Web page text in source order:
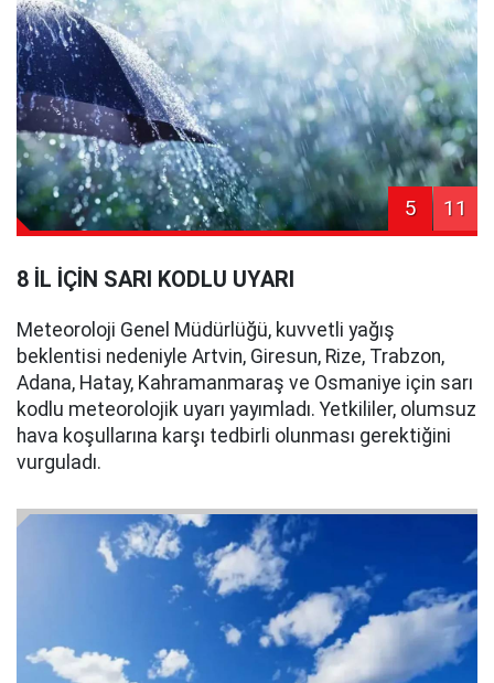
5 11
8 İL İÇİN SARI KODLU UYARI
Meteoroloji Genel Müdürlüğü, kuvvetli yağış
beklentisi nedeniyle Artvin, Giresun, Rize, Trabzon,
Adana, Hatay, Kahramanmaraş ve Osmaniye için sarı
kodlu meteorolojik uyarı yayımladı. Yetkililer, olumsuz
hava koşullarına karşı tedbirli olunması gerektiğini
vurguladı.